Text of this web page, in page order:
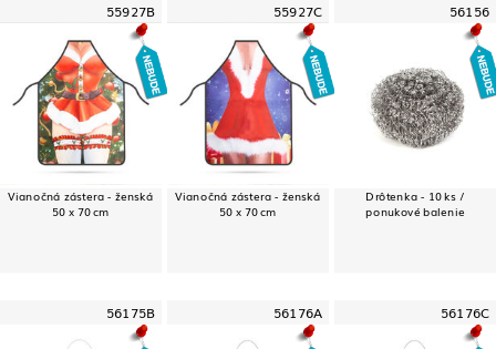
55927B
Vianočná zástera - ženská
50 x 70 cm
55927C
Vianočná zástera - ženská
50 x 70 cm
56156
Drôtenka - 10 ks /
ponukové balenie
56175B 56176A 56176C